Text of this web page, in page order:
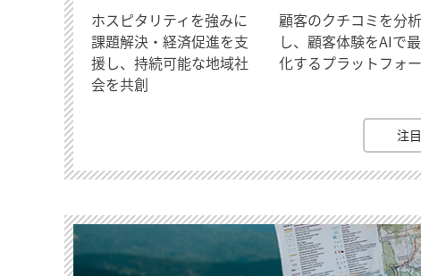
ホスピタリティを強みに
課題解決・経済促進を支
援し、持続可能な地域社
会を共創
顧客のクチコミを分析
し、顧客体験をAIで
化するプラットフォ
注